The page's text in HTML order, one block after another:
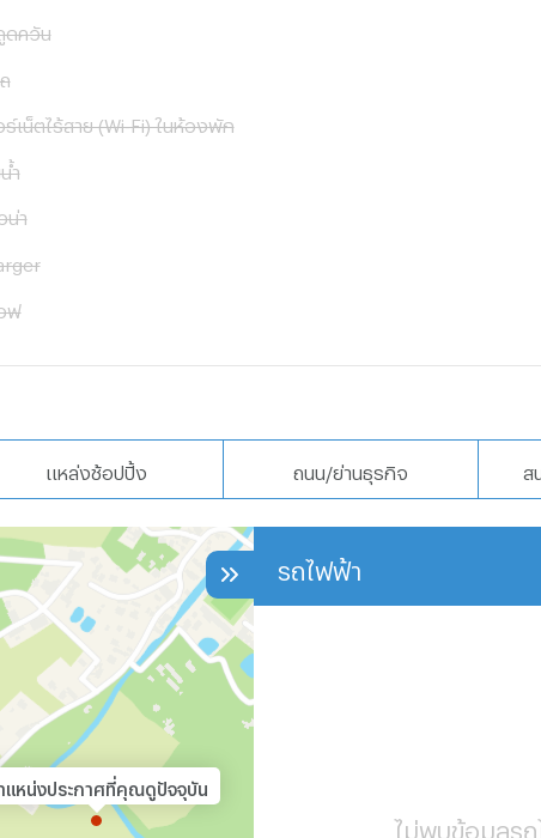
ดควัน
ร์เน็ตไร้สาย (Wi-Fi) ในห้องพัก
ำ
น่า
ฟ
แหล่งช้อปปิ้ง ถนน/ย่านธุรกิจ ส
รถไฟฟ้า
ไม่พบข้อมูลรถ
แหน่งประกาศที่คุณดูปัจจุบัน